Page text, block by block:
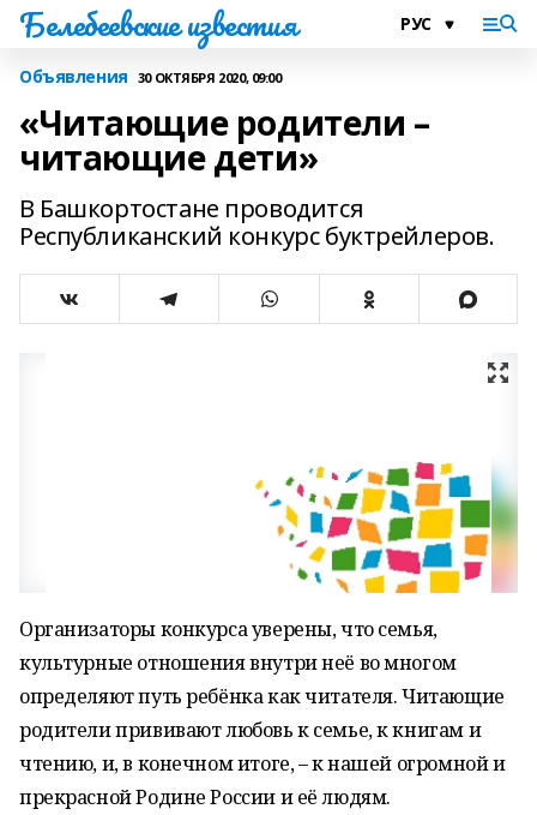
Белебеевские известия
Объявления 30 ОКТЯБРЯ 2020, 09:00
«Читающие родители –
читающие дети»
В Башкортостане проводится
Республиканский конкурс буктрейлеров.
Организаторы конкурса уверены, что семья,
культурные отношения внутри неё во многом
определяют путь ребёнка как читателя. Читающие
родители прививают любовь к семье, к книгам и
чтению, и, в конечном итоге, – к нашей огромной и
прекрасной Родине России и её людям.